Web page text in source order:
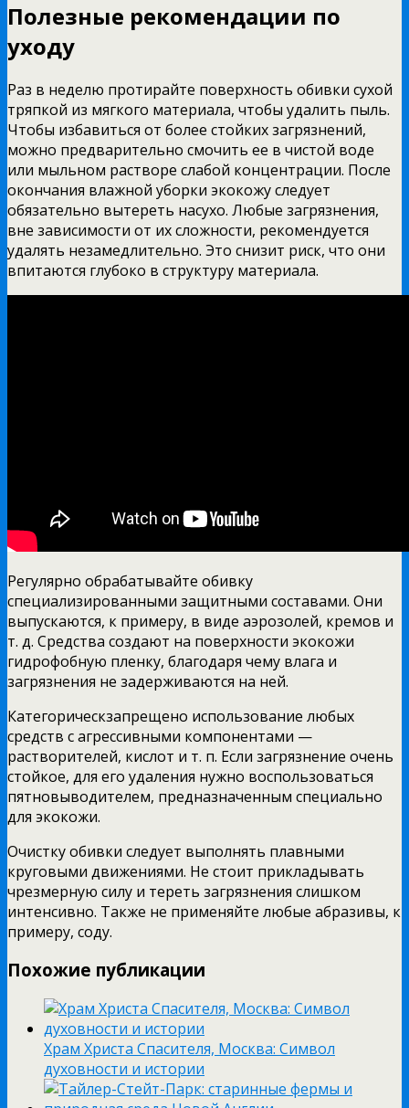
Полезные рекомендации по
уходу
Раз в неделю протирайте поверхность обивки сухой
тряпкой из мягкого материала, чтобы удалить пыль.
Чтобы избавиться от более стойких загрязнений,
можно предварительно смочить ее в чистой воде
или мыльном растворе слабой концентрации. После
окончания влажной уборки экокожу следует
обязательно вытереть насухо. Любые загрязнения,
вне зависимости от их сложности, рекомендуется
удалять незамедлительно. Это снизит риск, что они
впитаются глубоко в структуру материала.
Регулярно обрабатывайте обивку
специализированными защитными составами. Они
выпускаются, к примеру, в виде аэрозолей, кремов и
т. д. Средства создают на поверхности экокожи
гидрофобную пленку, благодаря чему влага и
загрязнения не задерживаются на ней.
Категорическзапрещено использование любых
средств с агрессивными компонентами —
растворителей, кислот и т. п. Если загрязнение очень
стойкое, для его удаления нужно воспользоваться
пятновыводителем, предназначенным специально
для экокожи.
Очистку обивки следует выполнять плавными
круговыми движениями. Не стоит прикладывать
чрезмерную силу и тереть загрязнения слишком
интенсивно. Также не применяйте любые абразивы, к
примеру, соду.
Похожие публикации
Храм Христа Спасителя, Москва: Символ
духовности и истории